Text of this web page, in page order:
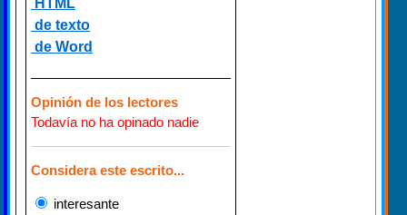
HTML
de texto
de Word
Opinión de los lectores
Todavía no ha opinado nadie
Considera este escrito...
interesante